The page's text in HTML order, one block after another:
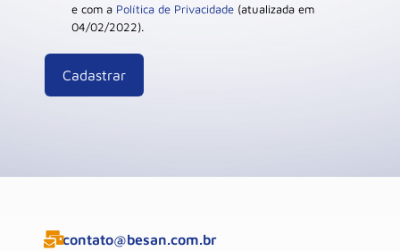
e com a Política de Privacidade (atualizada em
04/02/2022).
contato@besan.com.br